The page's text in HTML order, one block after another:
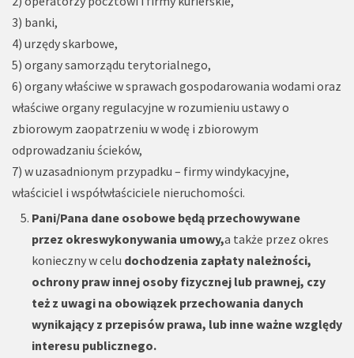
3) banki,
4) urzędy skarbowe,
5) organy samorządu terytorialnego,
6) organy właściwe w sprawach gospodarowania wodami oraz
właściwe organy regulacyjne w rozumieniu ustawy o
zbiorowym zaopatrzeniu w wodę i zbiorowym
odprowadzaniu ścieków,
7) w uzasadnionym przypadku – firmy windykacyjne,
właściciel i współwłaściciele nieruchomości.
Pani/Pana dane osobowe będą przechowywane
przez okreswykonywania umowy,a także przez okres
konieczny w celu dochodzenia zapłaty należności,
ochrony praw innej osoby fizycznej lub prawnej, czy
też z uwagi na obowiązek przechowania danych
wynikający z przepisów prawa, lub inne ważne względy
interesu publicznego.